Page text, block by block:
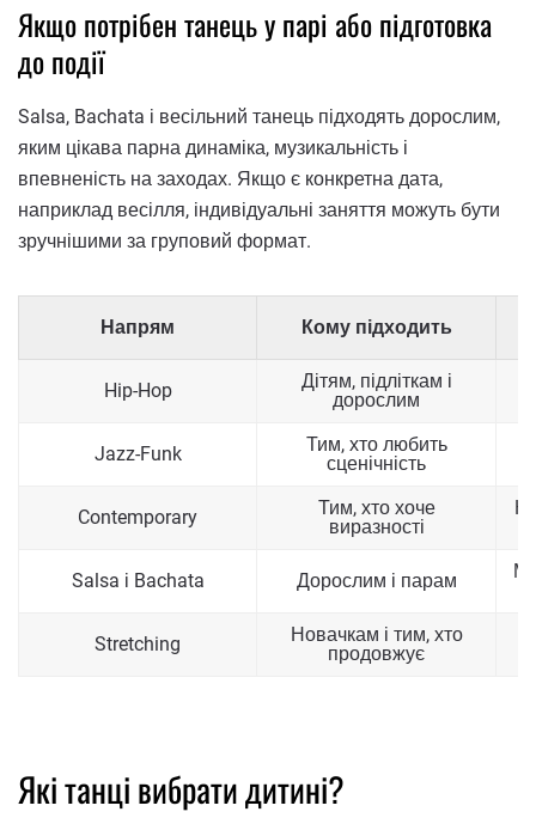
Якщо потрібен танець у парі або підготовка
до події
Salsa, Bachata і весільний танець підходять дорослим,
яким цікава парна динаміка, музикальність і
впевненість на заходах. Якщо є конкретна дата,
наприклад весілля, індивідуальні заняття можуть бути
зручнішими за груповий формат.
Напрям Кому підходить
Hip-Hop
Дітям, підліткам і
дорослим
Jazz-Funk
Тим, хто любить
сценічність
Contemporary
Тим, хто хоче
виразності
Salsa і Bachata Дорослим і парам
Stretching
Новачкам і тим, хто
продовжує
Які танці вибрати дитині?